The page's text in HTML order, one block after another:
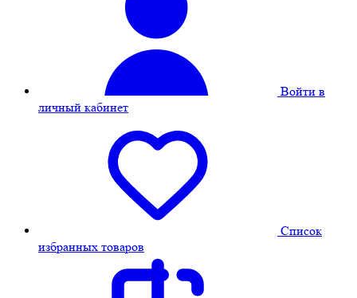
Войти в
личный кабинет
Cписок
избранных товаров